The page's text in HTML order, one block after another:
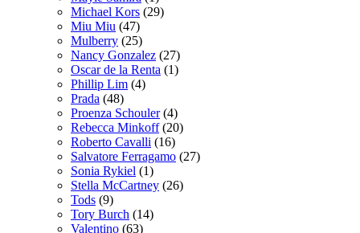
Michael Kors (29)
Miu Miu (47)
Mulberry (25)
Nancy Gonzalez (27)
Oscar de la Renta (1)
Phillip Lim (4)
Prada (48)
Proenza Schouler(4)
Rebecca Minkoff(20)
Roberto Cavalli (16)
Salvatore Ferragamo (27)
Sonia Rykiel (1)
Stella McCartney (26)
Tods (9)
Tory Burch (14)
Valentino (63)